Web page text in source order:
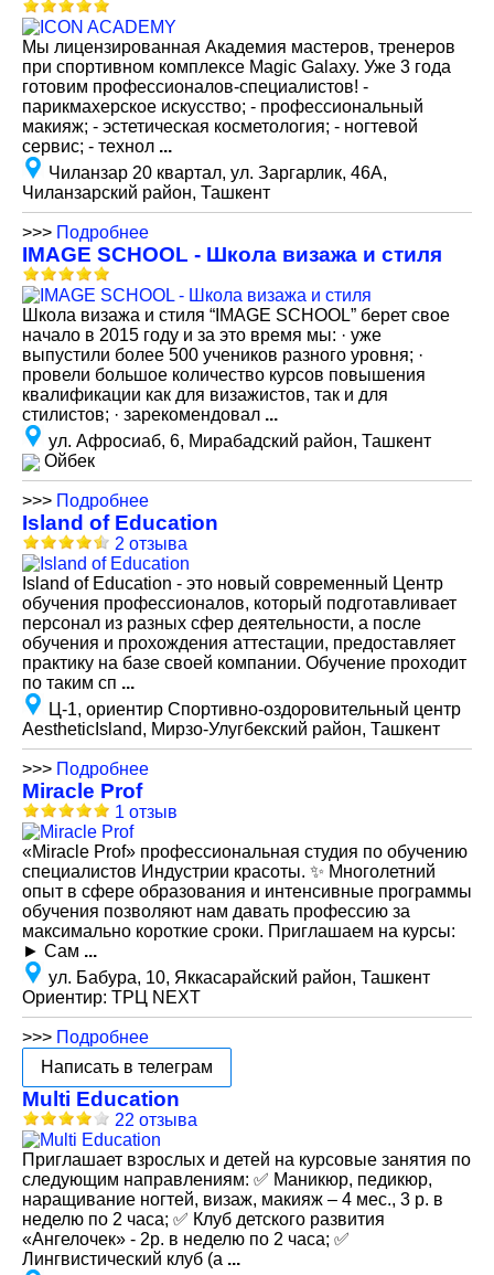
Мы лицензированная Академия мастеров, тренеров
при спортивном комплексе Magic Galaxy. Уже 3 года
готовим профессионалов-специалистов! -
парикмахерское искусство; - профессиональный
макияж; - эстетическая косметология; - ногтевой
сервис; - технол ...
Чиланзар 20 квартал, ул. Заргарлик, 46А,
Чиланзарский район, Ташкент
>>> Подробнее
IMAGE SCHOOL - Школа визажа и стиля
Школа визажа и стиля “IMAGE SCHOOL” берет свое
начало в 2015 году и за это время мы: · уже
выпустили более 500 учеников разного уровня; ·
провели большое количество курсов повышения
квалификации как для визажистов, так и для
стилистов; · зарекомендовал ...
ул. Афросиаб, 6, Мирабадский район, Ташкент
Ойбек
>>> Подробнее
Island of Education
2 отзыва
Island of Education - это новый современный Центр
обучения профессионалов, который подготавливает
персонал из разных сфер деятельности, а после
обучения и прохождения аттестации, предоставляет
практику на базе своей компании. Обучение проходит
по таким сп ...
Ц-1, ориентир Спортивно-оздоровительный центр
AestheticIsland, Мирзо-Улугбекский район, Ташкент
>>> Подробнее
Miracle Prof
1 отзыв
«Miracle Prof» профессиональная студия по обучению
специалистов Индустрии красоты. ✨ Многолетний
опыт в сфере образования и интенсивные программы
обучения позволяют нам давать профессию за
максимально короткие сроки. Приглашаем на курсы:
► Сам ...
ул. Бабура, 10, Яккасарайский район, Ташкент
Ориентир: ТРЦ NEXT
>>> Подробнее
Написать в телеграм
Multi Education
22 отзыва
Приглашает взрослых и детей на курсовые занятия по
следующим направлениям: ✅ Маникюр, педикюр,
наращивание ногтей, визаж, макияж – 4 мес., 3 р. в
неделю по 2 часа; ✅ Клуб детского развития
«Ангелочек» - 2р. в неделю по 2 часа; ✅
Лингвистический клуб (а ...